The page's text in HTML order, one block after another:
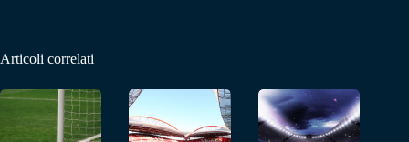
Articoli correlati